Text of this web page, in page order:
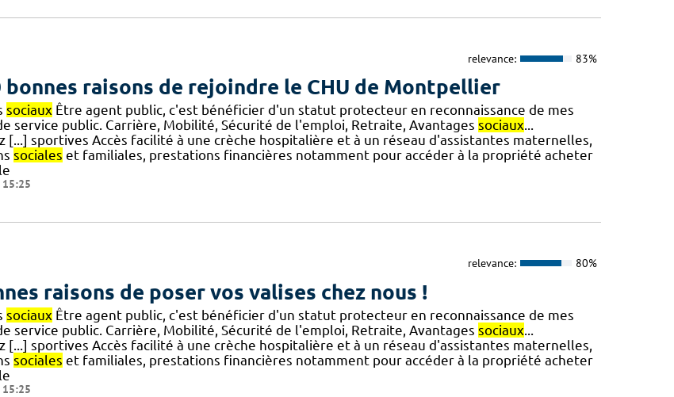
relevance: 83%
bonnes raisons de rejoindre le CHU de Montpellier
sociaux Être agent public, c'est bénéficier d'un statut protecteur en reconnaissance de mes
service public. Carrière, Mobilité, Sécurité de l'emploi, Retraite, Avantages sociaux...
[...] sportives Accès facilité à une crèche hospitalière et à un réseau d'assistantes maternelles,
sociales et familiales, prestations financières notamment pour accéder à la propriété acheter
relevance: 80%
raisons de poser vos valises chez nous !
sociaux Être agent public, c'est bénéficier d'un statut protecteur en reconnaissance de mes
service public. Carrière, Mobilité, Sécurité de l'emploi, Retraite, Avantages sociaux...
[...] sportives Accès facilité à une crèche hospitalière et à un réseau d'assistantes maternelles,
sociales et familiales, prestations financières notamment pour accéder à la propriété acheter